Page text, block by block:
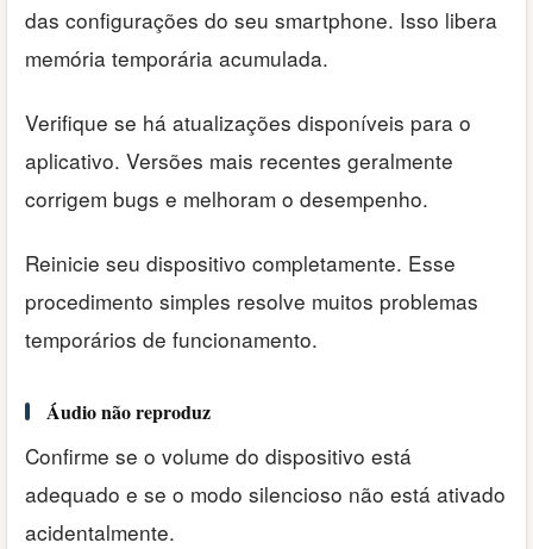
das configurações do seu smartphone. Isso libera
memória temporária acumulada.
Verifique se há atualizações disponíveis para o
aplicativo. Versões mais recentes geralmente
corrigem bugs e melhoram o desempenho.
Reinicie seu dispositivo completamente. Esse
procedimento simples resolve muitos problemas
temporários de funcionamento.
Áudio não reproduz
Confirme se o volume do dispositivo está
adequado e se o modo silencioso não está ativado
acidentalmente.